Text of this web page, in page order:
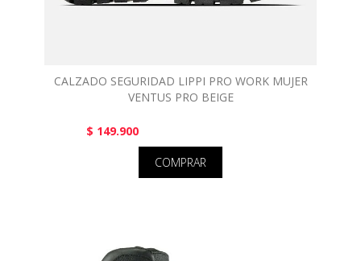
CALZADO SEGURIDAD LIPPI PRO WORK MUJER
VENTUS PRO BEIGE
$ 149.900
COMPRAR